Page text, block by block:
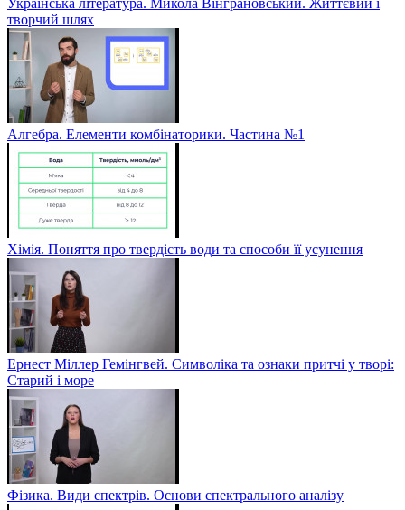
творчий шлях
Алгебра. Елементи комбінаторики. Частина №1
Хімія. Поняття про твердість води та способи її усунення
Ернест Міллер Гемінгвей. Символіка та ознаки притчі у творі:
Старий і море
Фізика. Види спектрів. Основи спектрального аналізу